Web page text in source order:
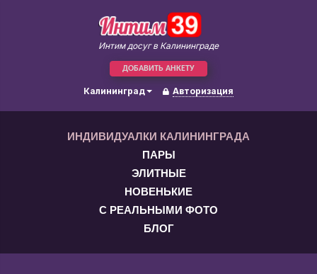
Интим досуг в Калининграде
ДОБАВИТЬ АНКЕТУ
Калининград Авторизация
ИНДИВИДУАЛКИ КАЛИНИНГРАДА
ПАРЫ
ЭЛИТНЫЕ
НОВЕНЬКИЕ
С РЕАЛЬНЫМИ ФОТО
БЛОГ